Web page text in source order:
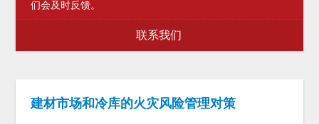
们会及时反馈。
联系我们
建材市场和冷库的火灾风险管理对策